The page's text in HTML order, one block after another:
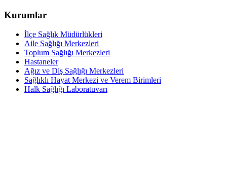
Kurumlar
İlçe Sağlık Müdürlükleri
Aile Sağlığı Merkezleri
Toplum Sağlığı Merkezleri
Hastaneler
Ağız ve Diş Sağlığı Merkezleri
Sağlıklı Hayat Merkezi ve Verem Birimleri
Halk Sağlığı Laboratuvarı